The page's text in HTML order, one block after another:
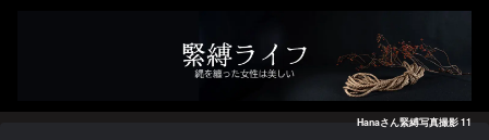
Hanaさん緊縛写真撮影 11